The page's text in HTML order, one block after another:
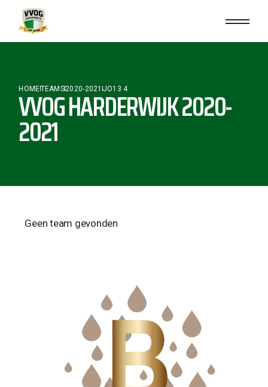
HOMETEAMS2020-2021 JO13 4
VVOG HARDERWIJK 2020-
2021
Geen team gevonden